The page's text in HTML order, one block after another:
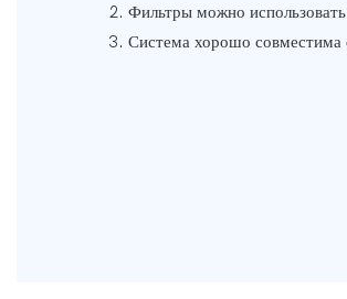
2. Фильтры можно
3. Система хорошо